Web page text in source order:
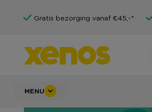
Gratis bezorging vanaf €45,-*
MENU